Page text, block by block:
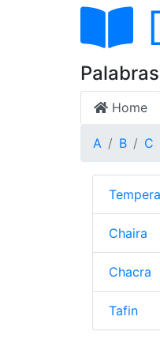
Home
A B C
Chaira
Chacra
Tafin